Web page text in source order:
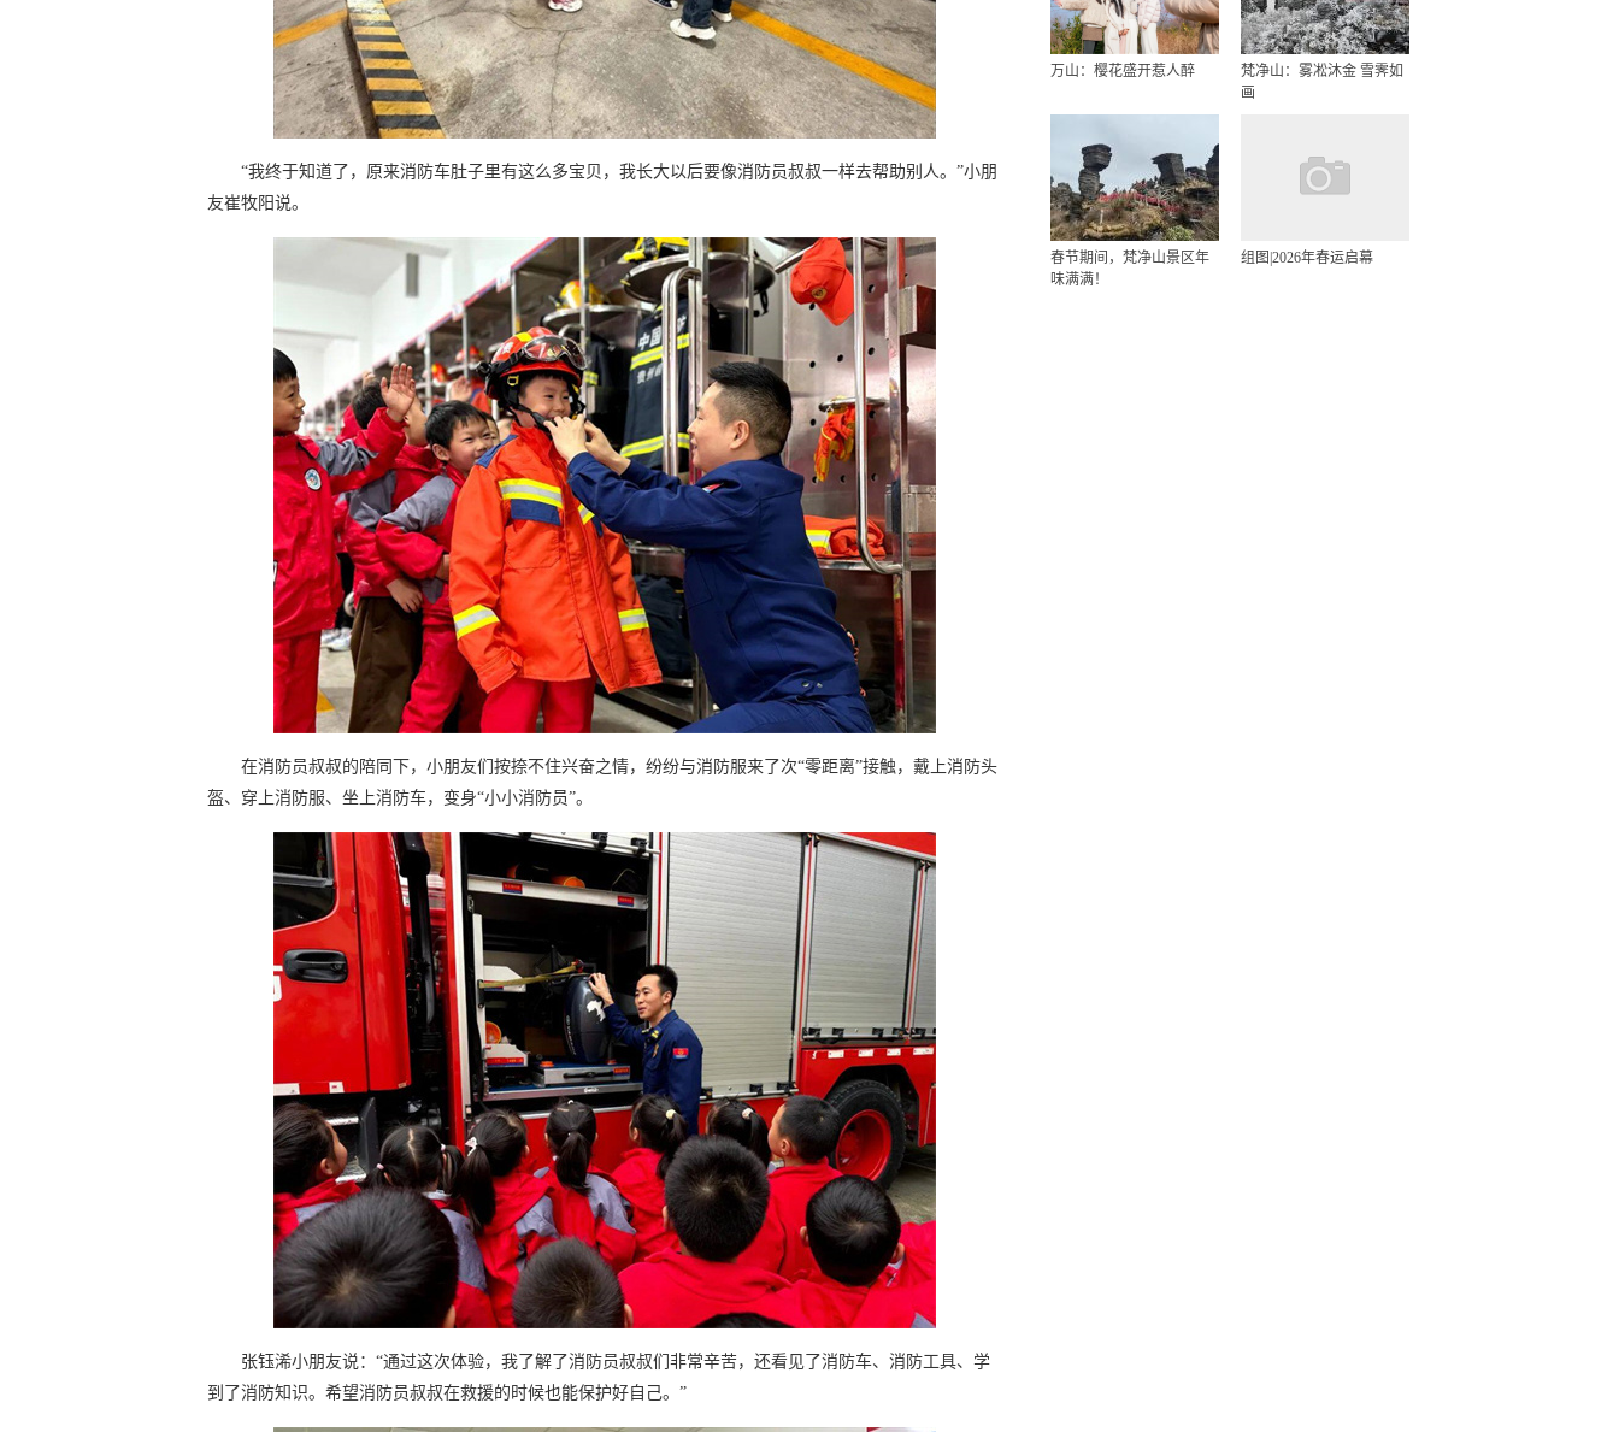
“我终于知道了，原来消防车肚子里有这么多宝贝，我长大以后要像消防员叔叔一样去帮助别人。”小朋
友崔牧阳说。
在消防员叔叔的陪同下，小朋友们按捺不住兴奋之情，纷纷与消防服来了次“零距离”接触，戴上消防头
盔、穿上消防服、坐上消防车，变身“小小消防员”。
张钰浠小朋友说：“通过这次体验，我了解了消防员叔叔们非常辛苦，还看见了消防车、消防工具、学
到了消防知识。希望消防员叔叔在救援的时候也能保护好自己。”
万山：樱花盛开惹人醉
梵净山：雾凇沐金 雪霁如
画
春节期间，梵净山景区年
味满满！
组图|2026年春运启幕